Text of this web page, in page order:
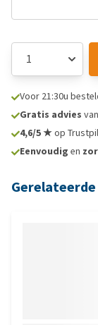
Voor 21:30u
Gratis advies
4,6/5 ★op
Eenvoudig en